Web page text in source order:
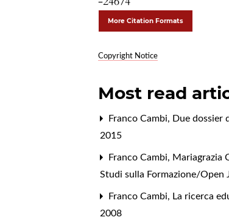
More Citation Formats
Copyright Notice
Most read
Franco Cambi, Due dossier
2015
Franco Cambi, Mariagrazia
Studi sulla Formazione/Open
Franco Cambi, La ricerca
2008